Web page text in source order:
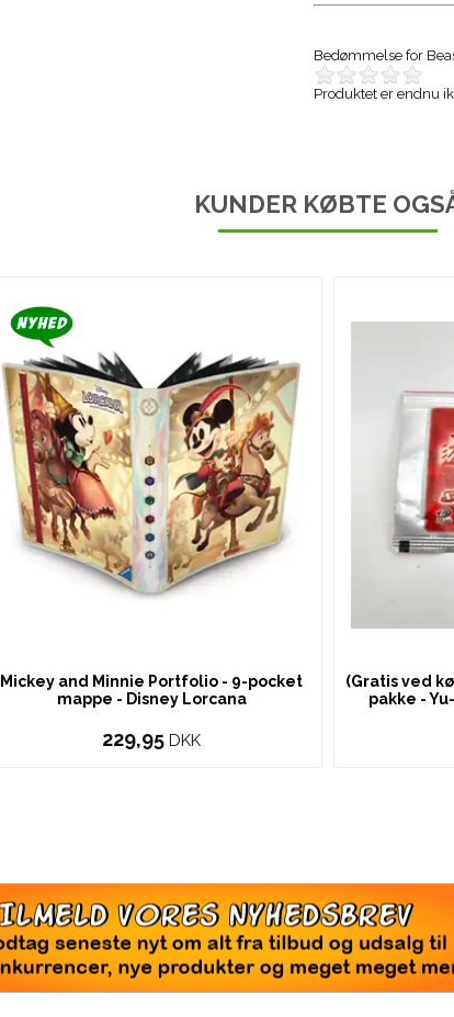
Bedømmelse for
Produktet er endnu
KUNDER KØBTE
Mickey and Minnie Portfolio - 9-pocket
mappe - Disney Lorcana
229,95DKK
(Gratis ved
pakke -
TILMELD VORES NYHEDSBREV
Modtag seneste nyt om alt fra tilbud og udsalg til
konkurrencer, nye produkter og meget meget mere.